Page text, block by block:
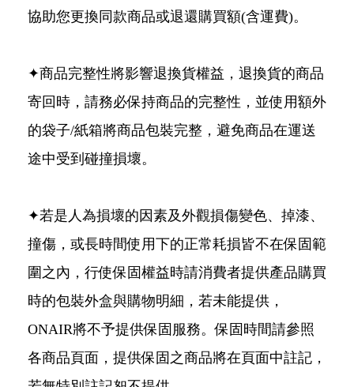
協助您更換同款商品或退還購買額(含運費)。
✦商品完整性將影響退換貨權益，退換貨的商品
寄回時，請務必保持商品的完整性，並使用額外
的袋子/紙箱將商品包裝完整，避免商品在運送
途中受到碰撞損壞。
✦若是人為損壞的因素及外觀損傷變色、掉漆、
撞傷，或長時間使用下的正常耗損皆不在保固範
圍之內，行使保固權益時請消費者提供產品購買
時的包裝外盒與購物明細，若未能提供，
ONAIR將不予提供保固服務。保固時間請參照
各商品頁面，提供保固之商品將在頁面中註記，